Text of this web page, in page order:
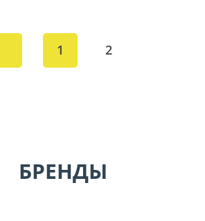
1 2
БРЕНДЫ